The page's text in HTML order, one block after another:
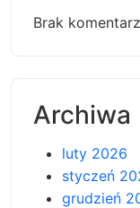
Brak
Archiwa
luty 2026
styczeń
grudzień